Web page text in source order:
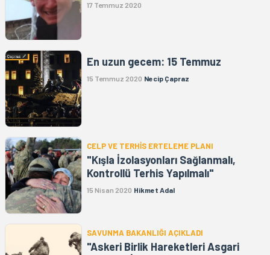
17 Temmuz 2020
En uzun gecem: 15 Temmuz
15 Temmuz 2020 Necip Çapraz
CELP VE TERHİS ERTELEME PLANI
"Kışla İzolasyonları Sağlanmalı,
Kontrollü Terhis Yapılmalı"
15 Nisan 2020 Hikmet Adal
SAVUNMA BAKANLIĞI AÇIKLADI
"Askeri Birlik Hareketleri Asgari